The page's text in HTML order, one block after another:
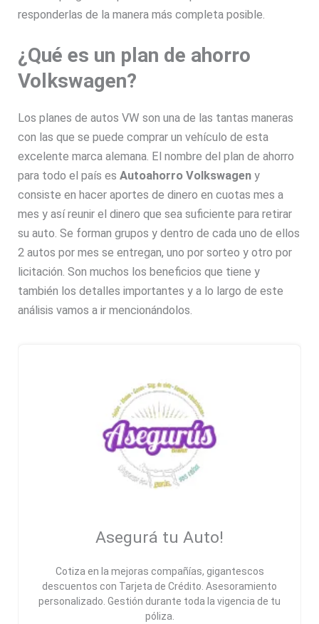
responderlas de la manera más completa posible.
¿Qué es un plan de ahorro
Volkswagen?
Los planes de autos VW son una de las tantas maneras
con las que se puede comprar un vehículo de esta
excelente marca alemana. El nombre del plan de ahorro
para todo el país esAutoahorro Volkswagen y
consiste en hacer aportes de dinero en cuotas mes a
mes y así reunir el dinero que sea suficiente para retirar
su auto. Se forman grupos y dentro de cada uno de ellos
2 autos por mes se entregan, uno por sorteo y otro por
licitación. Son muchos los beneficios que tiene y
también los detalles importantes y a lo largo de este
análisis vamos a ir mencionándolos.
Asegurá tu Auto!
Cotiza en la mejoras compañías, gigantescos
descuentos con Tarjeta de Crédito. Asesoramiento
personalizado. Gestión durante toda la vigencia de tu
póliza.